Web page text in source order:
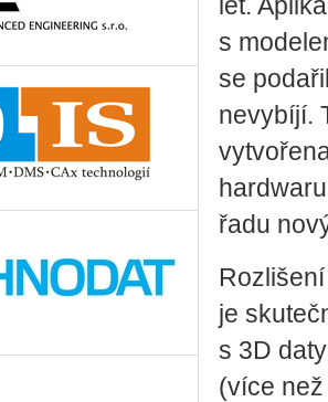
let.
s
se
nevybíjí.
řadu
je
s 3D
(více